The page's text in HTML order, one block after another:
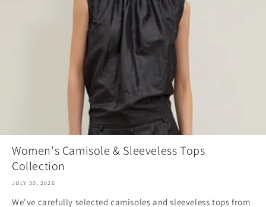
Women's Camisole & Sleeveless Tops
Collection
JULY 30, 2026
We've carefully selected camisoles and sleeveless tops from